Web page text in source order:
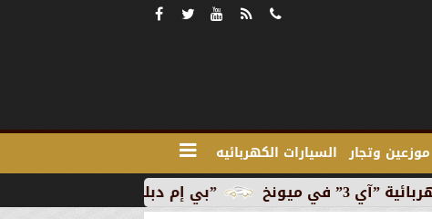
موزعين وتجار السيارات الكهربائيه
”بي إم دبليو” تبدأ الإنتاج التجاري للسيارة